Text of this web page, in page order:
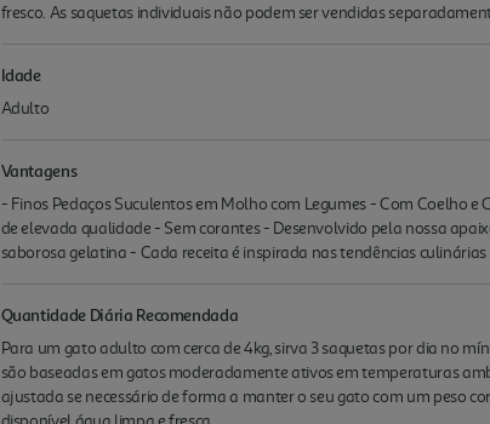
fresco. As saquetas individuais não podem ser vendidas
Idade
Adulto
Vantagens
- Finos Pedaços Suculentos em Molho com Legumes - Com Coelho
de elevada qualidade - Sem corantes - Desenvolvido pela nossa
saborosa gelatina - Cada receita é inspirada nas tendências culinárias
Quantidade Diária Recomendada
Para um gato adulto com cerca de 4kg, sirva 3 saquetas por dia no
são baseadas em gatos moderadamente ativos em temperaturas
ajustada se necessário de forma a manter o seu gato com um peso